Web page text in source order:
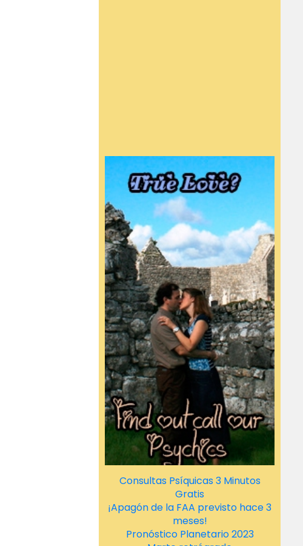
Consultas Psíquicas 3 Minutos
Gratis
¡Apagón de la FAA previsto hace 3
meses!
Pronóstico Planetario 2023